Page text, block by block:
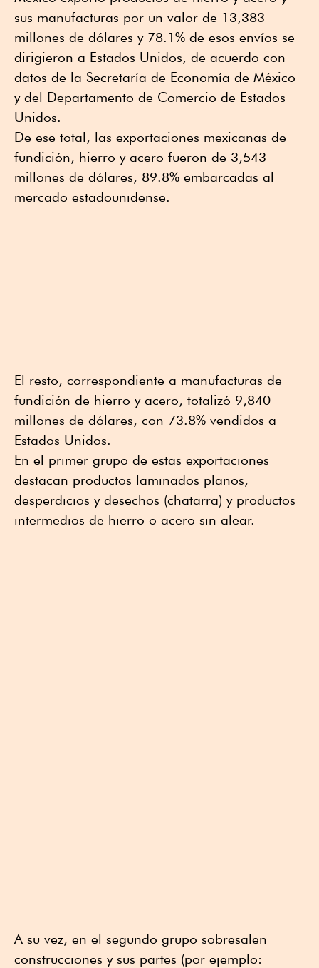
sus manufacturas por un valor de 13,383
millones de dólares y 78.1% de esos envíos se
dirigieron a Estados Unidos, de acuerdo con
datos de la Secretaría de Economía de México
y del Departamento de Comercio de Estados
Unidos.
De ese total, las exportaciones mexicanas de
fundición, hierro y acero fueron de 3,543
millones de dólares, 89.8% embarcadas al
mercado estadounidense.
El resto, correspondiente a manufacturas de
fundición de hierro y acero, totalizó 9,840
millones de dólares, con 73.8% vendidos a
Estados Unidos.
En el primer grupo de estas exportaciones
destacan productos laminados planos,
desperdicios y desechos (chatarra) y productos
intermedios de hierro o acero sin alear.
A su vez, en el segundo grupo sobresalen
construcciones y sus partes (por ejemplo: